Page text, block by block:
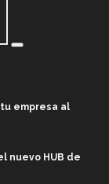
empresa al
nuevo HUB de